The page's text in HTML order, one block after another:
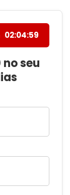
02:04:58
seu